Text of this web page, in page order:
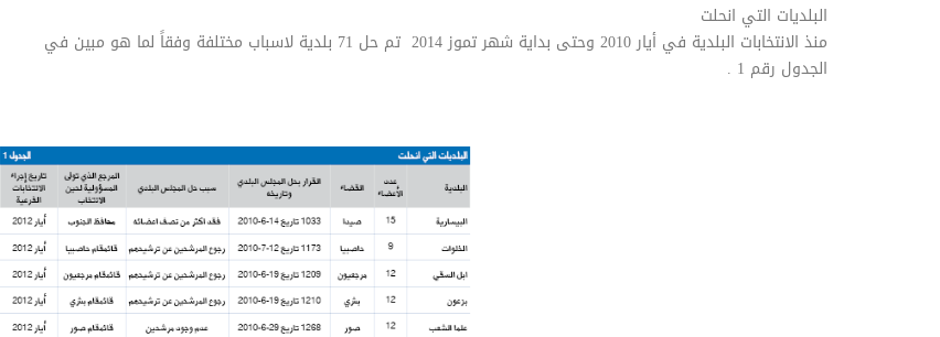
البلديات التي انحلت
منذ الانتخابات البلدية في أيار 2010 وحتى بداية شهر تموز 2014 تم حل 71 بلدية لاسباب مختلفة وفقاً لما هو مبين في
الجدول رقم 1 .